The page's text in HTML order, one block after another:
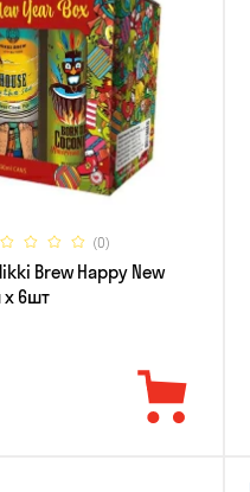
(0)
Brew Happy New
x 6шт